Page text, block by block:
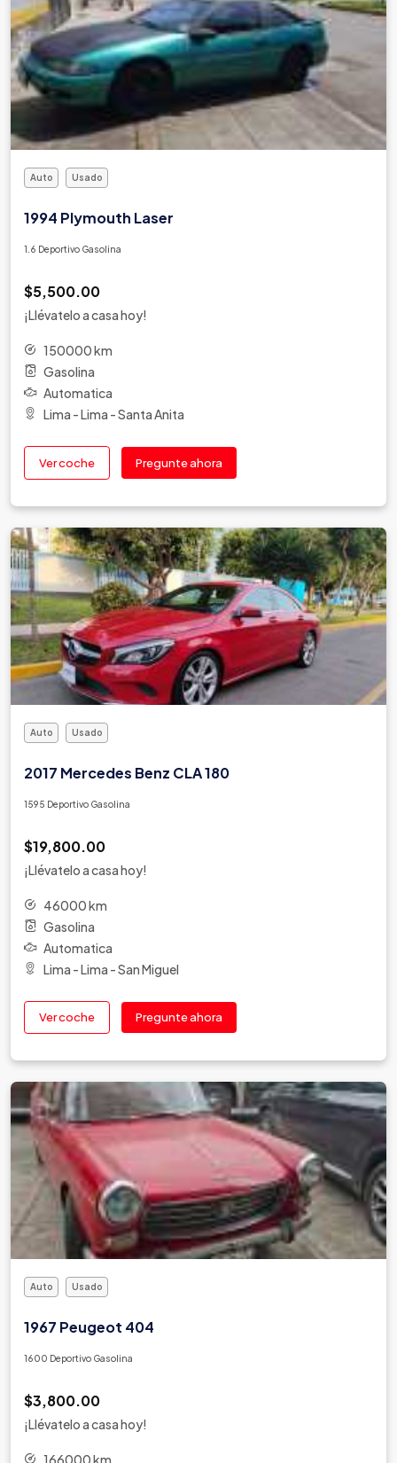
Auto Usado
1994 Plymouth Laser
1.6 Deportivo Gasolina
$5,500.00
¡Llévatelo a casa hoy!
150000 km
Gasolina
Automatica
Lima - Lima - Santa Anita
Ver coche Pregunte ahora
Auto Usado
2017 Mercedes Benz CLA 180
1595 Deportivo Gasolina
$19,800.00
¡Llévatelo a casa hoy!
46000 km
Gasolina
Automatica
Lima - Lima - San Miguel
Ver coche Pregunte ahora
Auto Usado
1967 Peugeot 404
1600 Deportivo Gasolina
$3,800.00
¡Llévatelo a casa hoy!
166000 km